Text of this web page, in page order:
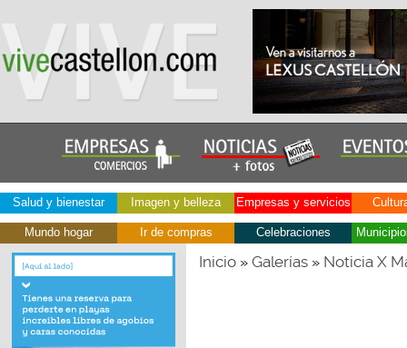
Salud y bienestar Imagen y belleza Empresas y servicios
Mundo hogar Ir de compras Celebraciones
Inicio» Galerías» Noticia X